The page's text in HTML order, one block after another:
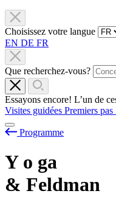
Choisissez votre langue
EN DE FR
Que recherchez-vous?
Essayons encore! L’un de
Visites guidées Premiers pas
Programme
Y o ga
& Feldman